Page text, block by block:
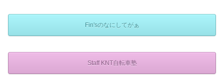
Fin'sのなにしてがぁ
Staff KNT自転車塾